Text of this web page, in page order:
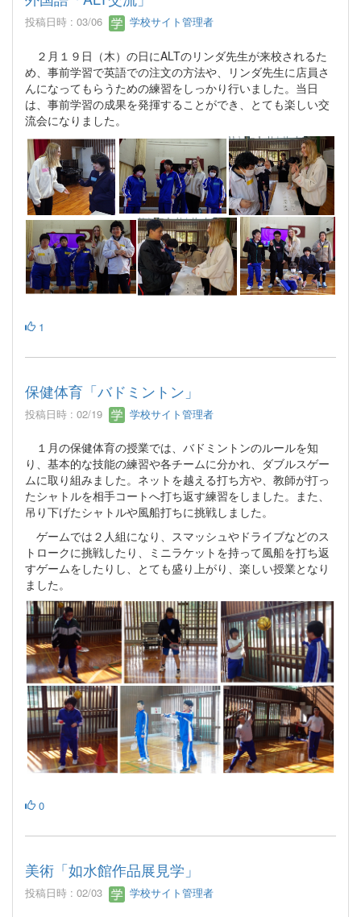
投稿日時 : 03/06 学校サイト管理者
２月１９日（木）の日にALTのリンダ先生が来校されるた
め、事前学習で英語での注文の方法や、リンダ先生に店員さ
んになってもらうための練習をしっかり行いました。当日
は、事前学習の成果を発揮することができ、とても楽しい交
流会になりました。
1
保健体育「バドミントン」
投稿日時 : 02/19 学校サイト管理者
１月の保健体育の授業では、バドミントンのルールを知
り、基本的な技能の練習や各チームに分かれ、ダブルスゲー
ムに取り組みました。ネットを越える打ち方や、教師が打っ
たシャトルを相手コートへ打ち返す練習をしました。また、
吊り下げたシャトルや風船打ちに挑戦しました。
ゲームでは２人組になり、スマッシュやドライブなどのス
トロークに挑戦したり、ミニラケットを持って風船を打ち返
すゲームをしたりし、とても盛り上がり、楽しい授業となり
ました。
0
美術「如水館作品展見学」
投稿日時 : 02/03 学校サイト管理者